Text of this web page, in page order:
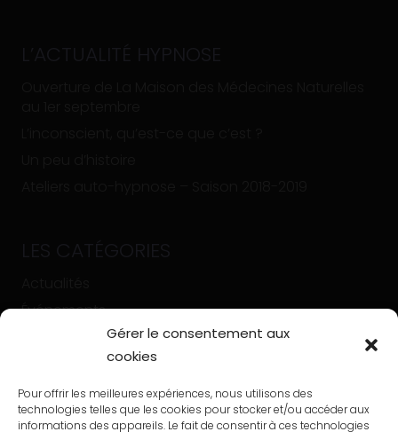
Gérer le consentement aux
cookies
Pour offrir les meilleures expériences, nous utilisons des
technologies telles que les cookies pour stocker et/ou accéder aux
informations des appareils. Le fait de consentir à ces technologies
Événements
Un peu d’histoire